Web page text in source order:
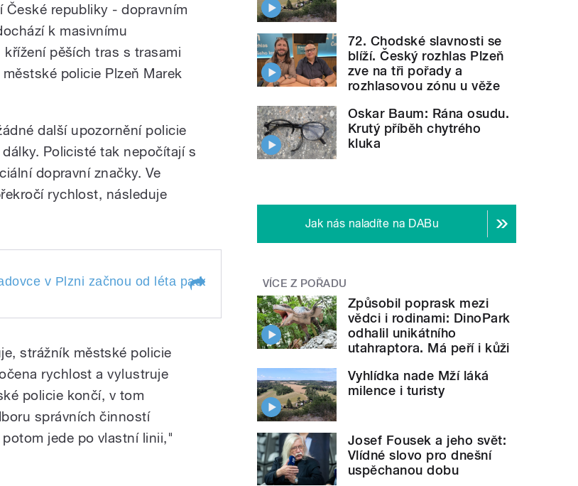
České republiky - dopravním
k masivnímu
pěších tras s trasami
policie Plzeň Marek
další upozornění policie
Policisté tak nepočítají s
dopravní značky. Ve
rychlost, následuje
v Plzni začnou od léta padat pokuty. Město tu spustí úsekové měření rychlosti. Natáčel
Město tu
Natáčel
Milota.
strážník městské policie
rychlost a vylustruje
policie končí, v tom
správních činností
jede po vlastní linii,"
72. Chodské slavnosti se
blíží. Český rozhlas Plzeň
zve na tři pořady a
rozhlasovou zónu u věže
Oskar Baum: Rána osudu.
Krutý příběh chytrého
kluka
Jak nás naladíte na DABu
VÍCE Z POŘADU
Způsobil poprask mezi
vědci i rodinami: DinoPark
odhalil unikátního
utahraptora. Má peří i kůži
Vyhlídka nade Mží láká
milence i turisty
Josef Fousek a jeho svět:
Vlídné slovo pro dnešní
uspěchanou dobu